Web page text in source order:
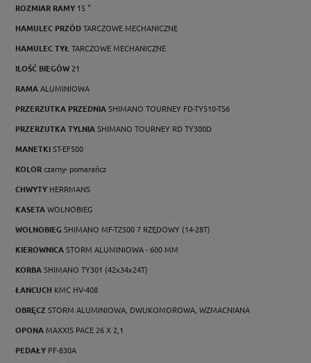
ROZMIAR RAMY 15 "
HAMULEC PRZÓDTARCZOWE MECHANICZNE
HAMULEC TYŁ TARCZOWE MECHANICZNE
ILOŚĆ BIEGÓW 21
RAMAALUMINIOWA
PRZERZUTKA PRZEDNIASHIMANO TOURNEY FD-TY510-TS6
PRZERZUTKA TYLNIASHIMANO TOURNEY RD TY300D
MANETKIST-EF500
KOLORczarny- pomarańcz
CHWYTY HERRMANS
KASETAWOLNOBIEG
WOLNOBIEG SHIMANO MF-TZ500 7 RZĘDOWY (14-28T)
KIEROWNICASTORM ALUMINIOWA - 600 MM
KORBASHIMANO TY301 (42x34x24T)
ŁANCUCH KMC HV-408
OBRĘCZSTORM ALUMINIOWA, DWUKOMOROWA, WZMACNIANA
OPONA MAXXIS PACE 26 X 2,1
PEDAŁY PF-830A